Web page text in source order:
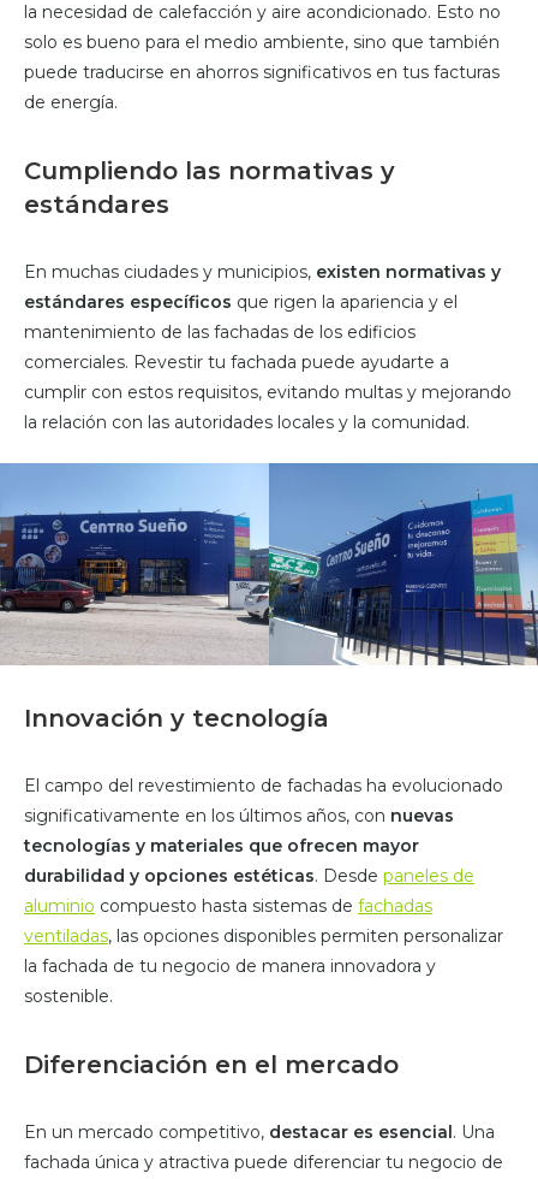
la necesidad de calefacción y aire acondicionado. Esto no
solo es bueno para el medio ambiente, sino que también
puede traducirse en ahorros significativos en tus facturas
de energía.
Cumpliendo las normativas y
estándares
En muchas ciudades y municipios, existen normativas y
estándares específicos que rigen la apariencia y el
mantenimiento de las fachadas de los edificios
comerciales. Revestir tu fachada puede ayudarte a
cumplir con estos requisitos, evitando multas y mejorando
la relación con las autoridades locales y la comunidad.
Innovación y tecnología
El campo del revestimiento de fachadas ha evolucionado
significativamente en los últimos años, con nuevas
tecnologías y materiales que ofrecen mayor
durabilidad y opciones estéticas. Desde paneles de
aluminio compuesto hasta sistemas de fachadas
ventiladas, las opciones disponibles permiten personalizar
la fachada de tu negocio de manera innovadora y
sostenible.
Diferenciación en el mercado
En un mercado competitivo, destacar es esencial. Una
fachada única y atractiva puede diferenciar tu negocio de